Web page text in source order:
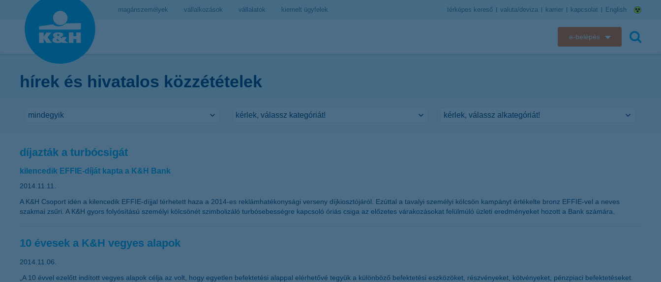
magánszemélyek vállalkozások vállalatok kiemelt ügyfelek térképes kereső valuta/deviza karrier kapcsolat English
e-belépés
K&H e-kártyafelület
hírek és hivatalos közzétételek
díjazták a turbócsigát
kilencedik EFFIE-díját kapta a K&H Bank
2014.11.11.
A K&H Csoport idén a kilencedik EFFIE-díjjal térhetett haza a 2014-es reklámhatékonysági verseny díjkiosztójáról. Ezúttal a tavalyi személyi kölcsön kampányt értékelte bronz EFFIE-vel a neves
szakmai zsűri. A K&H gyors folyósítású személyi kölcsönét szimbolizáló turbósebességre kapcsoló óriás csiga az előzetes várakozásokat felülmúló üzleti eredményeket hozott a Bank számára.
10 évesek a K&H vegyes alapok
2014.11.06.
„A 10 évvel ezelőtt indított vegyes alapok célja az volt, hogy egyetlen befektetési alappal elérhetővé tegyük a különböző befektetési eszközöket, részvényeket, kötvényeket, pénzpiaci befektetéseket.